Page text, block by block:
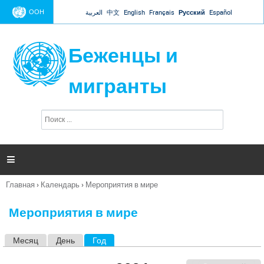
Jump to navigation
ООН العربية 中文 English Français Русский Español
Беженцы и
мигранты
п
и

Вы
Главная › Календарь › Мероприятия в мире
Мероприятия в мире
Месяц День Год